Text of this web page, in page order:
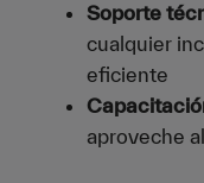
Soporte
cualquier
eficiente
aproveche